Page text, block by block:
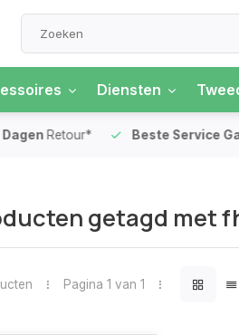
Diensten
Retour* Beste Service
getagd met
Pagina 1 van 1